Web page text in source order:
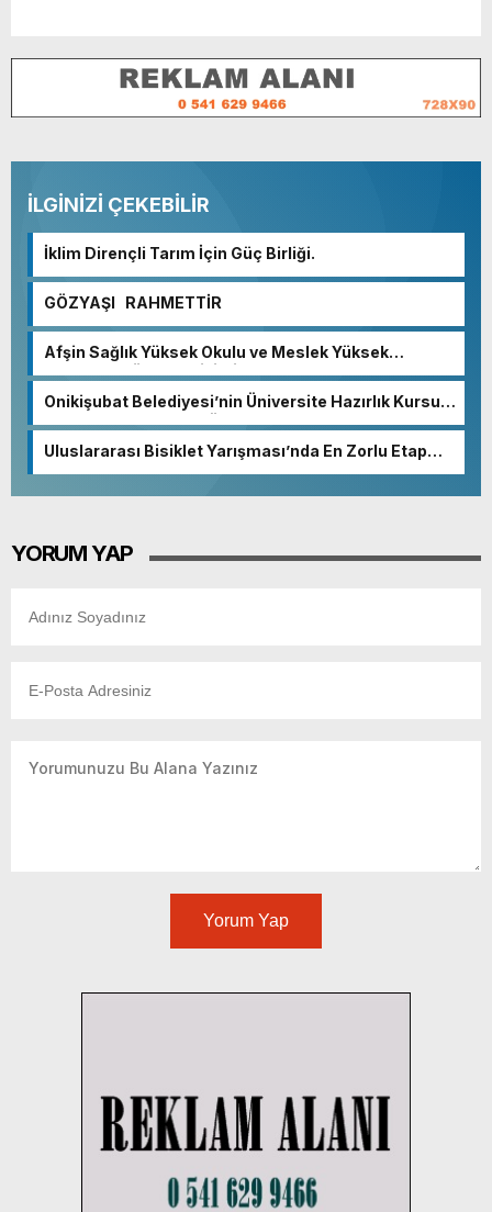
İLGİNİZİ ÇEKEBİLİR
İklim Dirençli Tarım İçin Güç Birliği.
GÖZYAŞI RAHMETTİR
Afşin Sağlık Yüksek Okulu ve Meslek Yüksek
Okulunda görev değişimi!
Onikişubat Belediyesi’nin Üniversite Hazırlık Kursu
başvurularında son gün 7 Ağustos.
Uluslararası Bisiklet Yarışması’nda En Zorlu Etap
YORUM YAP
Yorum Yap